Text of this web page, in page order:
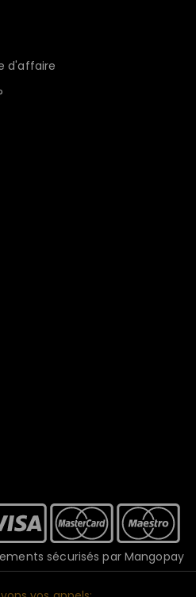
d'affaire
sécurisés par Mangopay